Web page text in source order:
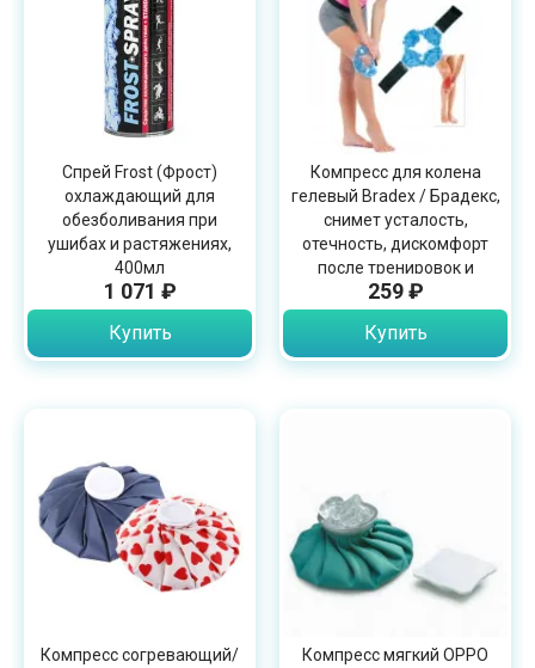
Спрей Frost (Фрост)
охлаждающий для
обезболивания при
ушибах и растяжениях,
400мл
1 071 ₽
Купить
Компресс для колена
гелевый Bradex / Брадекс,
снимет усталость,
отечность, дискомфорт
после тренировок и
ходьбе, KZ0251
259 ₽
Купить
Компресс согревающий/
Компресс мягкий OPPO